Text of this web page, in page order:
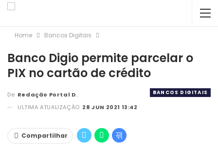
Home Bancos Digitais
Banco Digio permite parcelar o
PIX no cartão de crédito
BANCOS DIGITAIS
De Redação Portal DBC
ULTIMA ATUALIZAÇÃO 28 JUN 2021 13:42
Compartilhar